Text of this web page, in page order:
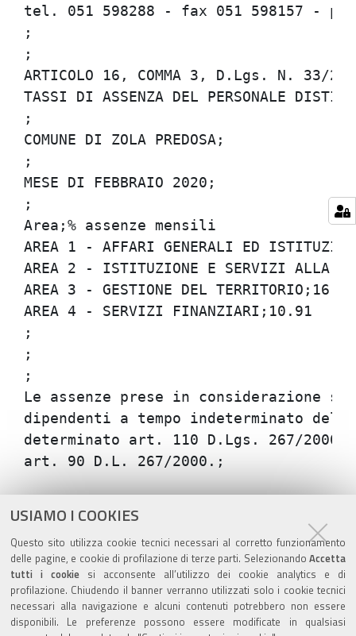
USIAMO I COOKIES
Questo sito utilizza cookie tecnici necessari al corretto funzionamento
delle pagine, e cookie di profilazione di terze parti. Selezionando Accetta
tutti i cookiesi acconsente all’utilizzo dei cookie analytics e di
profilazione. Chiudendo il banner verranno utilizzati solo i cookie tecnici
necessari alla navigazione e alcuni contenuti potrebbero non essere
disponibili. Le preferenze possono essere modificate in qualsiasi
tel. 051 598288 - fax 051 598157 -
;
;
ARTICOLO 16, COMMA 3, D.Lgs. N. 33/
TASSI DI ASSENZA DEL PERSONALE
;
COMUNE DI ZOLA PREDOSA;
;
MESE DI FEBBRAIO 2020;
;
Area;% assenze mensili
AREA 1 - AFFARI GENERALI ED
AREA 2 - ISTITUZIONE E SERVIZI ALLA
AREA 3 - GESTIONE DEL TERRITORIO;16.5
AREA 4 - SERVIZI FINANZIARI;10.91
;
;
;
Le assenze prese in considerazione
dipendenti a tempo indeterminato
determinato art. 110 D.Lgs. 267/
Azioni
sul
documento
ultima modifica 22/06/2020